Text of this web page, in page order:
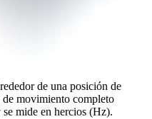
de una posición de
movimiento completo
mide en hercios (Hz).